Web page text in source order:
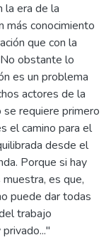
la era de la
más conocimiento
que con la
obstante lo
es un problema
actores de la
requiere primero
el camino para el
desde el
Porque si hay
es que,
puede dar todas
trabajo